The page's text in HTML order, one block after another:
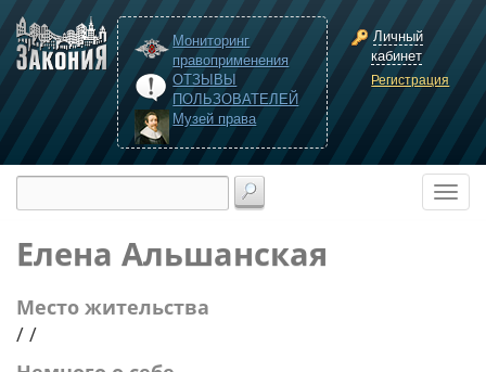
Мониторинг
правоприменения
ОТЗЫВЫ
ПОЛЬЗОВАТЕЛЕЙ
Музей права
Личный
кабинет
Регистрация
Елена Альшанская
Место жительства
/ /